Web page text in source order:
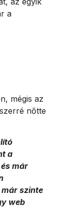
a
mégis az
nőtte
a
már
szinte
web